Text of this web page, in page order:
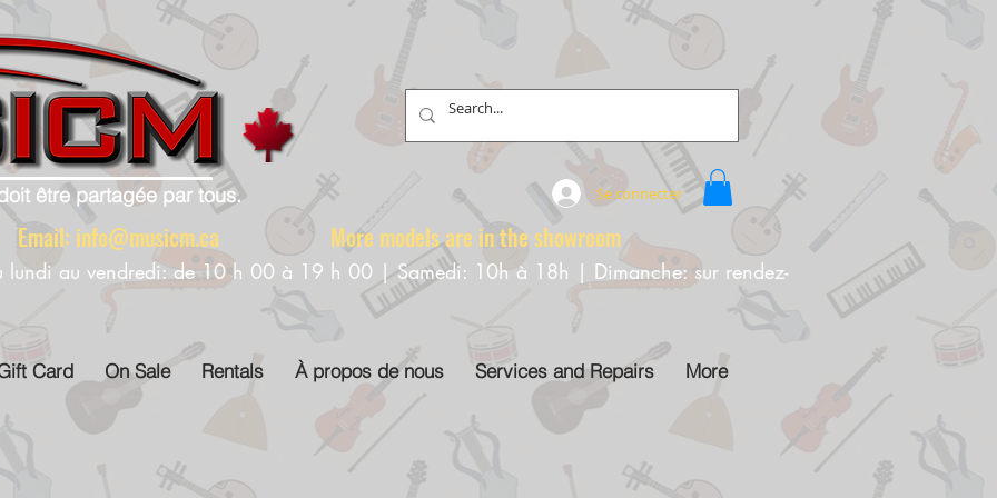
être partagée par tous. Se connecter
Email: info@musicm.ca More models are in the showroom
lundi au vendredi: de 10 h 00 à 19 h 00 | Samedi: 10h à 18h | Dimanche: sur rendez-
Card On Sale Rentals À propos de nous Services and Repairs More